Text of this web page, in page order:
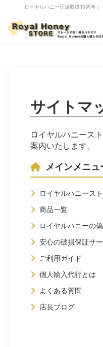
ロイヤルハニー正規取扱13周年
サイトマ
ロイヤルハニース
案内いたします。
メインメニュ
ロイヤルハニース
商品一覧
ロイヤルハニーの
安心の破損保証サ
ご利用ガイド
個人輸入代行とは
よくある質問
店長ブログ